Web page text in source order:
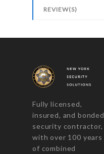
REVIEW(S)
Fully licensed,
insured, and bonded
security contractor,
with over 100 years
of combined